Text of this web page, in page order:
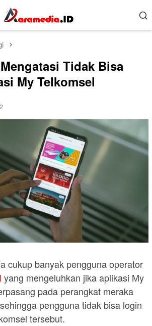
Tidak Bisa
My Telkomsel
cukup banyak pengguna operator
yang mengeluhkan jika aplikasi My
pada perangkat meraka
pengguna tidak bisa login
tersebut.